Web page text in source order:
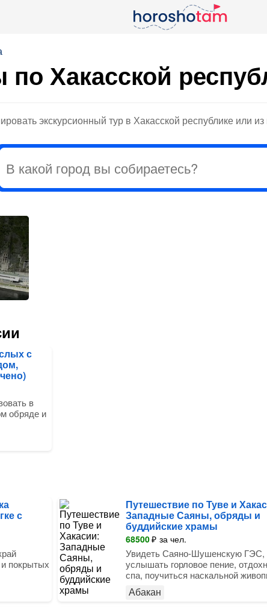
по Хакасской
экскурсионный тур в Хакасской республике или
с
в
обряде и
с
и покрытых
Путешествие по Туве и
Западные Саяны, обряды и
буддийские храмы
68500₽ за чел.
Увидеть Саяно-Шушенскую ГЭС,
услышать горловое пение,
спа, поучиться наскальной
Абакан